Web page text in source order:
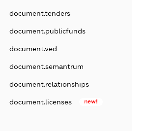
document.tenders
document.publicfunds
document.ved
document.semantrum
document.relationships
document.licenses new!